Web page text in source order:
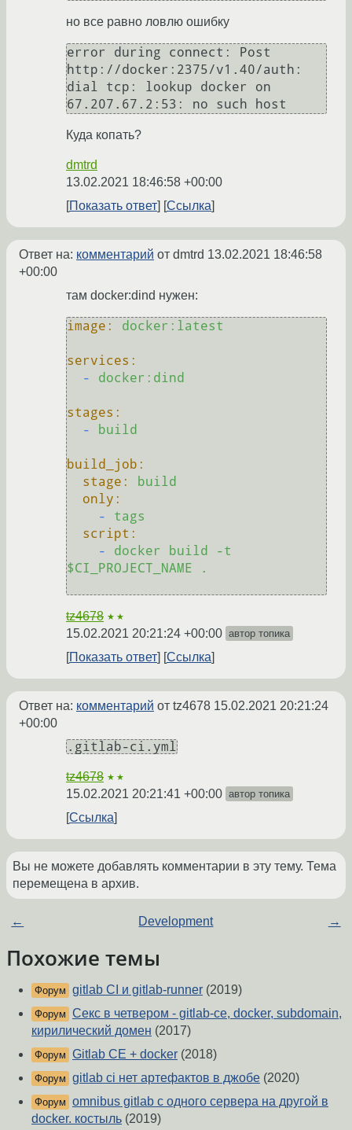
но все равно ловлю ошибку
error during connect: Post
http://docker:2375/v1.40/auth:
dial tcp: lookup docker on
Куда копать?
dmtrd
13.02.2021 18:46:58 +00:00
Показать ответ
Ссылка
Ответ на: комментарий от dmtrd 13.02.2021 18:46:58
+00:00
там docker:dind нужен:
image: docker:latest
services:
-
docker:dind
stages:
-
build
build_job:
stage:
build
only:
-
tags
script:
-
docker build
-t
$CI_PROJECT_NAME
.
tz4678 ★★
15.02.2021 20:21:24 +00:00 автор топика
Показать ответ Ссылка
Ответ на: комментарий от tz4678 15.02.2021 20:21:24
+00:00
.gitlab-ci.yml
tz4678 ★★
15.02.2021 20:21:41 +00:00 автор топика
Ссылка
Вы не можете добавлять комментарии в эту тему. Тема
перемещена в архив.
← Development →
Похожие темы
Форум gitlab CI и gitlab-runner (2019)
Форум Секс в четвером - gitlab-ce, docker, subdomain,
кирилический домен (2017)
Форум Gitlab CE + docker (2018)
Форум gitlab ci нет артефактов в джобе (2020)
Форум omnibus gitlab с одного сервера на другой в
docker. костыль (2019)